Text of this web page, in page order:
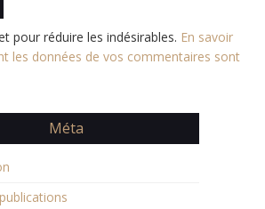
pour réduire les indésirables. En savoir
les données de vos commentaires sont
Méta